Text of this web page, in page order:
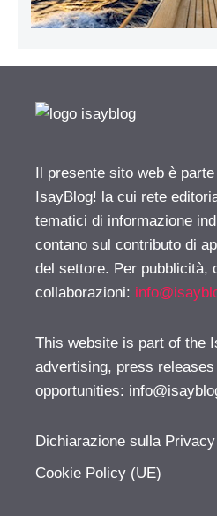
Il presente sito web è
IsayBlog! la cui rete
tematici di informazione
contano sul contributo di
del settore. Per pubblicità,
collaborazioni:
This website is part of the
advertising, press
opportunities:
Dichiarazione sulla
Cookie Policy (UE)